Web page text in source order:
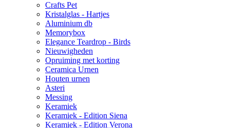
Crafts Pet
Kristalglas - Hartjes
Aluminium db
Memorybox
Elegance Teardrop - Birds
Nieuwigheden
Opruiming met korting
Ceramica Urnen
Houten urnen
Asteri
Messing
Keramiek
Keramiek - Edition Siena
Keramiek - Edition Verona